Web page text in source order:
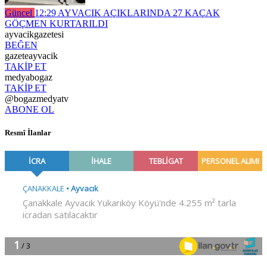
Güncel 12:29 AYVACIK AÇIKLARINDA 27 KAÇAK
GÖÇMEN KURTARILDI
ayvacikgazetesi
BEĞEN
gazeteayvacik
TAKİP ET
medyabogaz
TAKİP ET
@bogazmedyatv
ABONE OL
Resmî İlanlar